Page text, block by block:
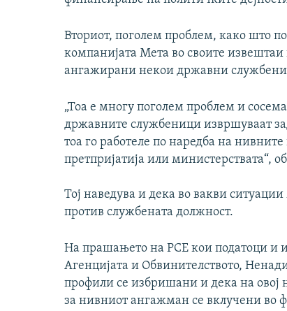
Вториот, поголем проблем, како што
компанијата Мета во своите извештаи
ангажирани некои државни
„Тоа е многу поголем проблем и
државните службеници извршуваат
тоа го работеле по наредба на
претпријатија или министерствата“,
Тој наведува и дека во вакви
против службената должност.
На прашањето на РСЕ кои податоци и
Агенцијата и Обвинителството,
профили се избришани и дека на
за нивниот ангажман се вклучени во